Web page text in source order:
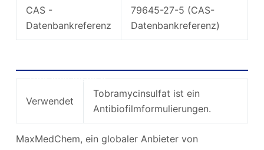
CAS -
Datenbankreferenz
79645-27-5 (CAS-
Datenbankreferenz)
Tobramycinsulfat
Verwendet
Tobramycinsulfat ist ein
Antibiofilmformulierungen.
MaxMedChem, ein globaler Anbieter von